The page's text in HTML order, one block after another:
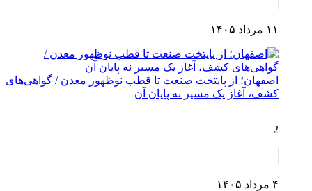
۱۱ مرداد ۱۴۰۵
اصفهان؛ از پایتخت صنعت تا قطب نوظهور معدن / گواهی‌های
کشف، آغاز یک مسیر نه پایان آن
2
۴ مرداد ۱۴۰۵